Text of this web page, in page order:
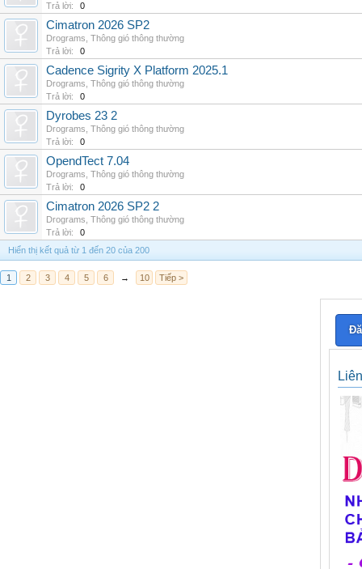
Trả lời:
0
Cimatron 2026 SP2
Drograms Thông gió thông thường
Trả lời:
0
Cadence Sigrity X Platform 2025.1
Drograms Thông gió thông thường
Trả lời:
0
Dyrobes 23 2
Drograms Thông gió thông thường
Trả lời:
0
OpendTect 7.04
Drograms Thông gió thông thường
Trả lời:
0
Cimatron 2026 SP2 2
Drograms Thông gió thông thường
Trả lời:
0
Hiển thị kết quả từ 1 đến 20 của 200
1 2 3 4 5 6 → 10 Tiếp >